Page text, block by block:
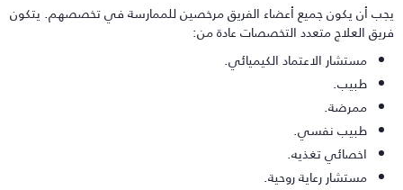
أن يكون جميع أعضاء الفريق مرخصين للممارسة في تخصصهم. يتكون
العلاج متعدد التخصصات عادة من:
مستشار الاعتماد الكيميائي.
طبيب.
ممرضة.
طبيب نفسي.
اخصائي تغذيه.
مستشار رعاية روحية.